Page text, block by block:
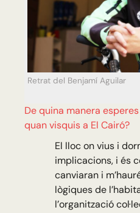
Retrat del Benjamí Aguilar
De quina manera
quan visquis a El Cairó?
El lloc on vius i
implicacions, i és
canviaran i
lògiques de
l’organització